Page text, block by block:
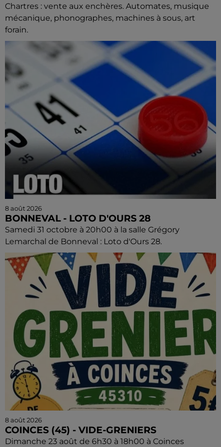
Chartres : vente aux enchères. Automates, musique
mécanique, phonographes, machines à sous, art
forain.
8 août 2026
BONNEVAL - LOTO D'OURS 28
Samedi 31 octobre à 20h00 à la salle Grégory
Lemarchal de Bonneval : Loto d'Ours 28.
8 août 2026
COINCES (45) - VIDE-GRENIERS
Dimanche 23 août de 6h30 à 18h00 à Coinces